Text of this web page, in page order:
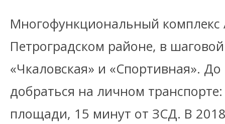
Многофункциональный комплекс
Петроградском районе, в
«Чкаловская» и «Спортивная».
добраться на личном
площади, 15 минут от ЗСД. В